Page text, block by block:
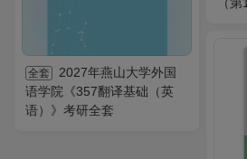
全套
2027年燕山大学外国
语学院《357翻译基础（英
语）》考研全套